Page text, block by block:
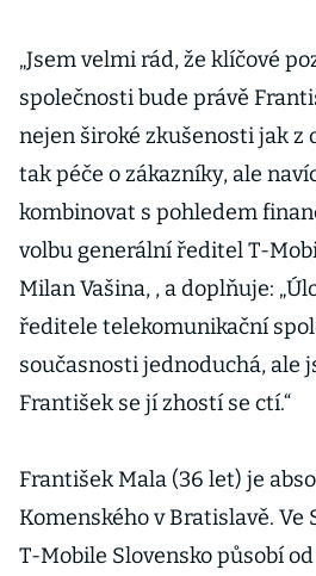
„Jsem velmi rád, že klíčové
společnosti bude právě
nejen široké zkušenosti jak z
tak péče o zákazníky, ale
kombinovat s pohledem
volbu generální ředitel T-
Milan Vašina, , a doplňuje:
ředitele telekomunikační
současnosti jednoduchá, ale
František se jí zhostí se ctí.“
František Mala (36 let) je
Komenského v Bratislavě. Ve
T-Mobile Slovensko působí